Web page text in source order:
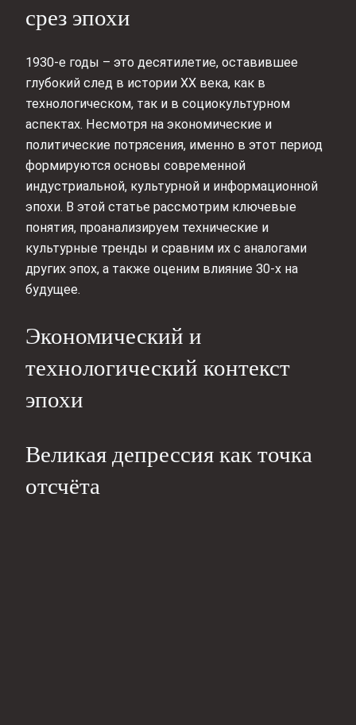
срез эпохи
1930-е годы – это десятилетие, оставившее
глубокий след в истории XX века, как в
технологическом, так и в социокультурном
аспектах. Несмотря на экономические и
политические потрясения, именно в этот период
формируются основы современной
индустриальной, культурной и информационной
эпохи. В этой статье рассмотрим ключевые
понятия, проанализируем технические и
культурные тренды и сравним их с аналогами
других эпох, а также оценим влияние 30-х на
будущее.
Экономический и
технологический контекст
эпохи
Великая депрессия как точка
отсчёта